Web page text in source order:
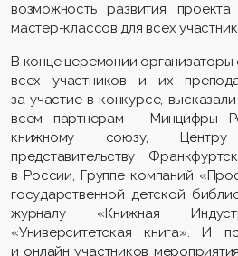
возможность развития
мастер-классов для всех
В конце церемонии
всех участников и их
за участие в конкурсе,
всем партнерам - Минцифры
книжному союзу,
представительству
в России, Группе компаний
государственной детской
журналу «Книжная
«Университетская книга». И
и онлайн участников